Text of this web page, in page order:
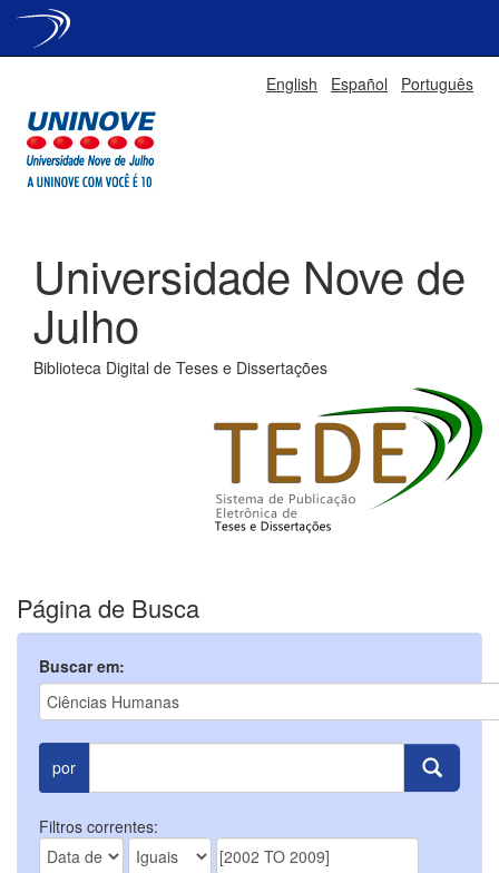
English Español Português
Universidade Nove de
Julho
Biblioteca Digital de Teses e Dissertações
Página de Busca
Buscar em:
por
Filtros correntes: